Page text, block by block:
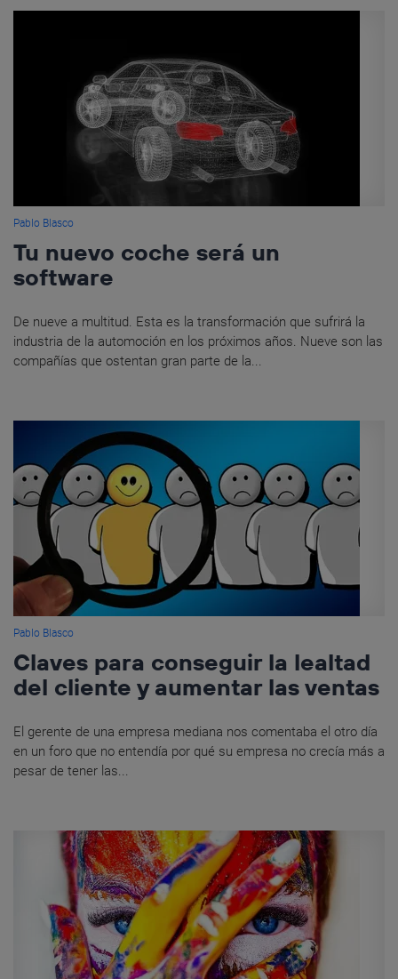
Pablo Blasco
Tu nuevo coche será un
software
De nueve a multitud. Esta es la transformación que sufrirá la
industria de la automoción en los próximos años. Nueve son las
compañías que ostentan gran parte de la...
Pablo Blasco
Claves para conseguir la lealtad
del cliente y aumentar las ventas
El gerente de una empresa mediana nos comentaba el otro día
en un foro que no entendía por qué su empresa no crecía más a
pesar de tener las...